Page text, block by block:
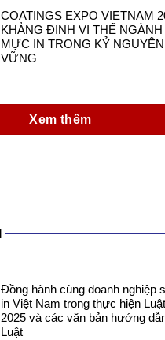
COATINGS EXPO VIETNAM
KHẲNG ĐỊNH VỊ THẾ
MỰC IN TRONG KỶ
VỮNG
Xem thêm
Đồng hành cùng doanh nghiệp
in Việt Nam trong thực hiện
2025 và các văn bản hướng
Luật